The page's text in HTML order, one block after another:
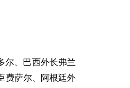
尔、巴西外长弗兰
费萨尔、阿根廷外